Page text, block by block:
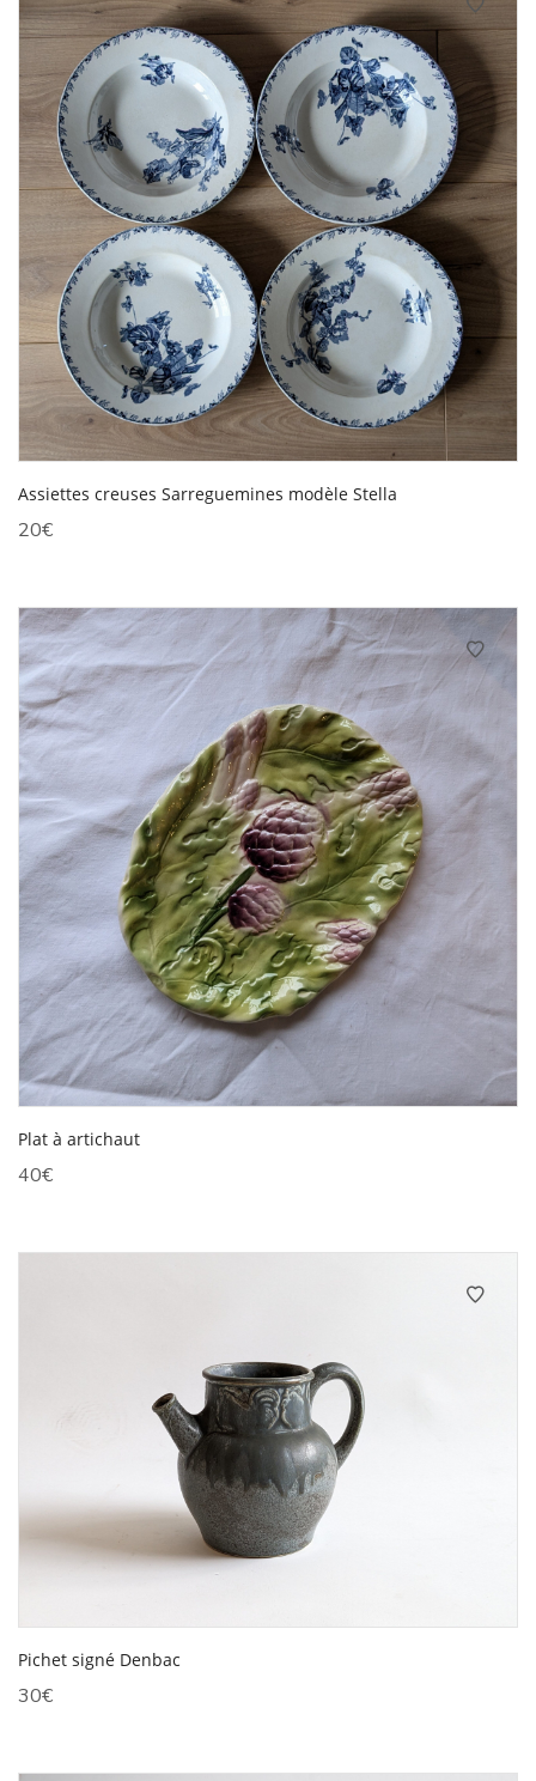
Assiettes creuses Sarreguemines modèle Stella
20€
Plat à artichaut
40€
Pichet signé Denbac
30€